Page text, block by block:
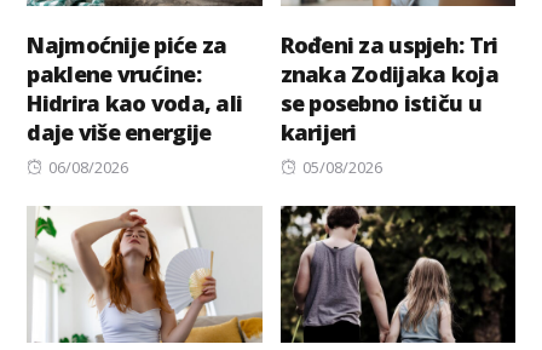
Najmoćnije piće za
paklene vrućine:
Hidrira kao voda, ali
daje više energije
Posted
06/08/2026
Rođeni za uspjeh: Tri
znaka Zodijaka koja
se posebno ističu u
karijeri
Posted
05/08/2026